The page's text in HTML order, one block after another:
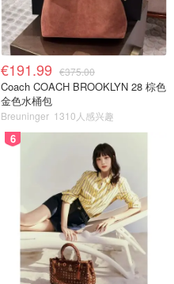
€191.99 €375.00
Coach COACH BROOKLYN 28 棕色
金色水桶包
Breuninger 1310人感兴趣
6